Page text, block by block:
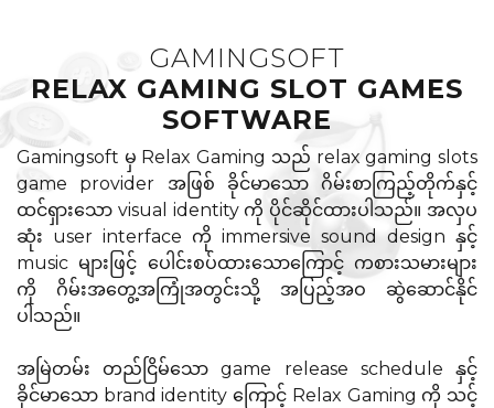
GAMINGSOFT
RELAX GAMING SLOT GAMES
SOFTWARE
Gamingsoft မှ Relax Gaming သည် relax gaming slots
game provider အဖြစ် ခိုင်မာသော ဂိမ်းစာကြည့်တိုက်နှင့်
ထင်ရှားသော visual identity ကို ပိုင်ဆိုင်ထားပါသည်။ အလှပ
ဆုံး user interface ကို immersive sound design နှင့်
music များဖြင့် ပေါင်းစပ်ထားသောကြောင့် ကစားသမားများ
ကို ဂိမ်းအတွေ့အကြုံအတွင်းသို့ အပြည့်အဝ ဆွဲဆောင်နိုင်
ပါသည်။
အမြဲတမ်း တည်ငြိမ်သော game release schedule နှင့်
ခိုင်မာသော brand identity ကြောင့် Relax Gaming ကို သင့်